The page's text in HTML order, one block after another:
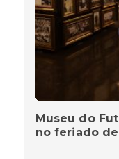
Museu do
no feriado